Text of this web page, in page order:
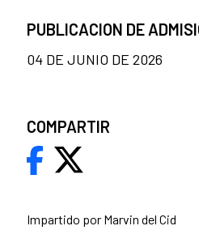
Impartido por Marvin del Cid
PUBLICACION DE
04 DE JUNIO DE 2026
COMPARTIR